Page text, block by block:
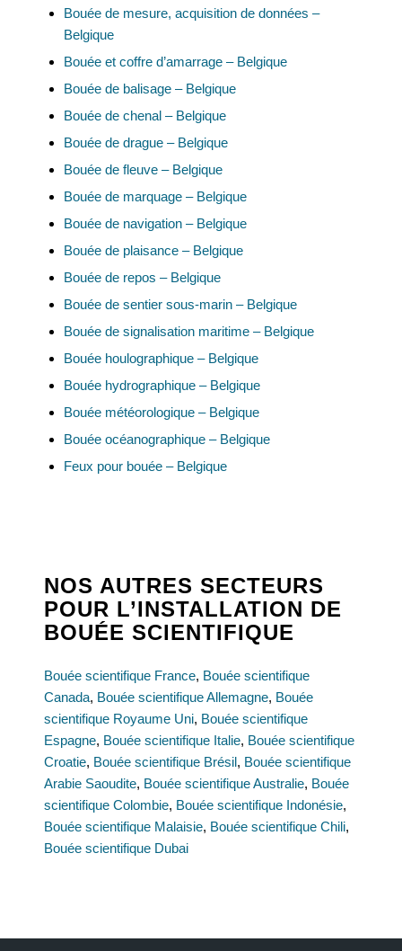
Bouée de mesure, acquisition de données –
Belgique
Bouée et coffre d’amarrage – Belgique
Bouée de balisage – Belgique
Bouée de chenal – Belgique
Bouée de drague – Belgique
Bouée de fleuve – Belgique
Bouée de marquage – Belgique
Bouée de navigation – Belgique
Bouée de plaisance – Belgique
Bouée de repos – Belgique
Bouée de sentier sous-marin – Belgique
Bouée de signalisation maritime – Belgique
Bouée houlographique – Belgique
Bouée hydrographique – Belgique
Bouée météorologique – Belgique
Bouée océanographique – Belgique
Feux pour bouée – Belgique
NOS AUTRES SECTEURS
POUR L’INSTALLATION DE
BOUÉE SCIENTIFIQUE
Bouée scientifique France, Bouée scientifique
Canada, Bouée scientifique Allemagne, Bouée
scientifique Royaume Uni, Bouée scientifique
Espagne, Bouée scientifique Italie, Bouée scientifique
Croatie, Bouée scientifique Brésil, Bouée scientifique
Arabie Saoudite, Bouée scientifique Australie, Bouée
scientifique Colombie, Bouée scientifique Indonésie,
Bouée scientifique Malaisie, Bouée scientifique Chili,
Bouée scientifique Dubai